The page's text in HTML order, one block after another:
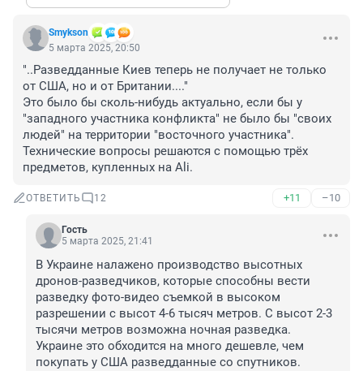
Smykson
5 марта 2025, 20:50
"..Разведданные Киев теперь не получает не только
от США, но и от Британии...."
Это было бы сколь-нибудь актуально, если бы у
"западного участника конфликта" не было бы "своих
людей" на территории "восточного участника".
Технические вопросы решаются с помощью трёх
предметов, купленных на Ali.
ОТВЕТИТЬ 12 +11 –10
Гость
5 марта 2025, 21:41
В Украине налажено производство высотных
дронов-разведчиков, которые способны вести
разведку фото-видео съемкой в высоком
разрешении с высот 4-6 тысяч метров. С высот 2-3
тысячи метров возможна ночная разведка.
Украине это обходится на много дешевле, чем
покупать у США разведданные со спутников.